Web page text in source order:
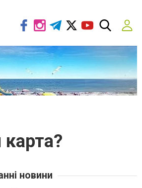
новини